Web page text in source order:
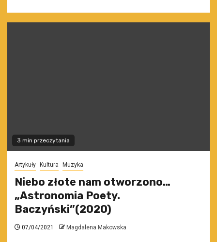
3 min przeczytania
Artykuły Kultura Muzyka
Niebo złote nam otworzono…
„Astronomia Poety.
Baczyński”(2020)
07/04/2021 Magdalena Makowska